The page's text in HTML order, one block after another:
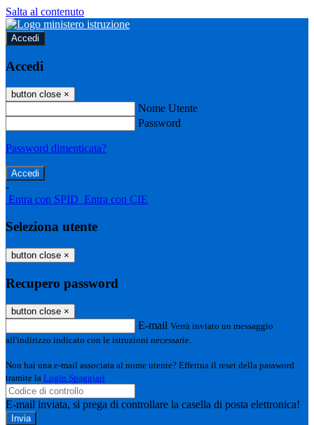
Salta al contenuto
Accedi
Accedi
button close ×
Nome Utente
Password
Password dimenticata?
-
Entra con SPID Entra con CIE
Seleziona utente
button close ×
Recupero password
button close ×
E-mail Verrà inviato un messaggio
all'indirizzo indicato con le istruzioni necessarie.
Non hai una e-mail associata al nome utente? Effettua il reset della password
tramite la Login Spaggiari
E-mail inviata, si prega di controllare la casella di posta elettronica!